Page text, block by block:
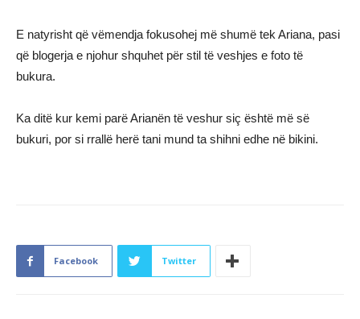
E natyrisht që vëmendja fokusohej më shumë tek Ariana, pasi
që blogerja e njohur shquhet për stil të veshjes e foto të
bukura.
Ka ditë kur kemi parë Arianën të veshur siç është më së
bukuri, por si rrallë herë tani mund ta shihni edhe në bikini.
Facebook Twitter